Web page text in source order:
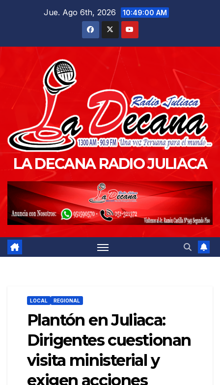
Jue. Ago 6th, 2026 10:49:01 AM
LA DECANA RADIO JULIACA
LOCAL REGIONAL
Plantón en Juliaca:
Dirigentes cuestionan
visita ministerial y
exigen acciones